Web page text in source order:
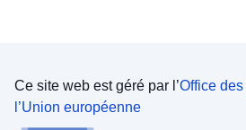
Ressource
spatiale:
Ce site web est géré par l’Office
l’Union européenne